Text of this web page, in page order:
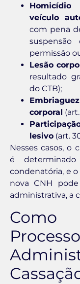
veículo
com pena
permissão
Lesão
resultado
do CTB);
corporal
lesivo (art.
Nesses casos, o
é
condenatória, e
nova CNH
administrativa, a
Como
Processo